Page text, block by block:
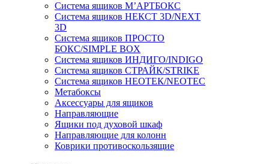
Система ящиков М’АРТБОКС
Система ящиков НЕКСТ 3D/NEXT
3D
Система ящиков ПРОСТО
БОКС/SIMPLE BOX
Система ящиков ИНДИГО/INDIGO
Система ящиков СТРАЙК/STRIKE
Система ящиков НЕОТЕК/NEOTEC
Метабоксы
Аксессуары для ящиков
Направляющие
Ящики под духовой шкаф
Направляющие для колонн
Коврики противоскользящие